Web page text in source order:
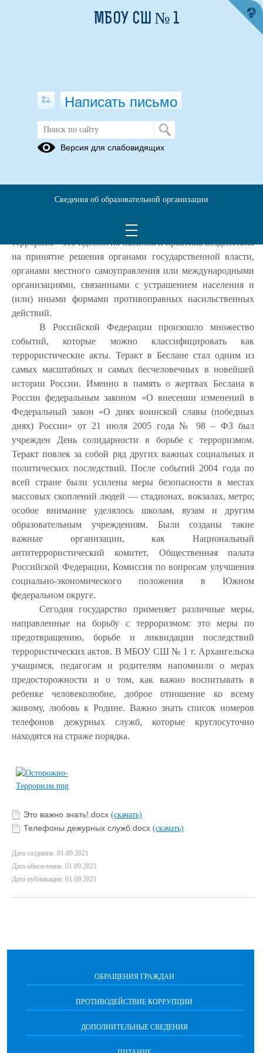
Осторожно! Терроризм!
В календаре Российской Федерации отмечена особая
дата 3 сентября – День солидарности в борьбе с
2006 года N 35 – ФЗ «О противодействии терроризму»,
терроризм – это идеология насилия и практика воздействия
на принятие решения органами государственной власти,
органами местного самоуправления или международными
организациями, связанными с устрашением населения и
(или) иными формами противоправных насильственных
действий.
В Российской Федерации произошло множество
событий, которые можно классифицировать как
террористические акты. Теракт в Беслане стал одним из
самых масштабных и самых бесчеловечных в новейшей
истории России. Именно в память о жертвах Беслана в
России федеральным законом «О внесении изменений в
Федеральный закон «О днях воинской славы (победных
днях) России» от 21 июля 2005 года № 98 – ФЗ был
учрежден День солидарности в борьбе с терроризмом.
Теракт повлек за собой ряд других важных социальных и
политических последствий. После событий 2004 года по
всей стране были усилены меры безопасности в местах
массовых скоплений людей — стадионах, вокзалах, метро;
особое внимание уделялось школам, вузам и другим
образовательным учреждениям. Были созданы такие
важные организации, как Национальный
антитеррористический комитет, Общественная палата
Российской Федерации, Комиссия по вопросам улучшения
социально-экономического положения в Южном
федеральном округе.
Сегодня государство применяет различные меры,
направленные на борьбу с терроризмом: это меры по
предотвращению, борьбе и ликвидации последствий
террористических актов. В МБОУ СШ № 1 г. Архангельска
учащимся, педагогам и родителям напомнили о мерах
предосторожности и о том, как важно воспитывать в
ребенке человеколюбие, доброе отношение ко всему
живому, любовь к Родине. Важно знать список номеров
телефонов дежурных служб, которые круглосуточно
находятся на страже порядка.
Это важно знать!.docx (скачать)
Телефоны дежурных служб.docx (скачать)
Дата создания: 01.09.2021
Дата обновления: 01.09.2021
Дата публикации: 01.09.2021
ОБРАЩЕНИЯ ГРАЖДАН
ПРОТИВОДЕЙСТВИЕ КОРРУПЦИИ
ДОПОЛНИТЕЛЬНЫЕ СВЕДЕНИЯ
МБОУ СШ № 1
Написать письмо
Версия для слабовидящих
Сведения об образовательной организации